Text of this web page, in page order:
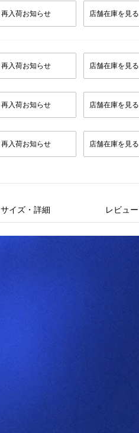
再入荷お知らせ 店舗在庫を見る
再入荷お知らせ 店舗在庫を見る
再入荷お知らせ 店舗在庫を見る
再入荷お知らせ 店舗在庫を見る
サイズ・詳細 レビュー